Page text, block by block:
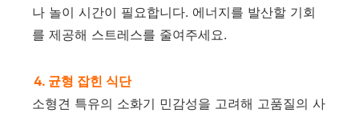
나 놀이 시간이 필요합니다. 에너지를 발산할 기회
를 제공해 스트레스를 줄여주세요.
4. 균형 잡힌 식단
소형견 특유의 소화기 민감성을 고려해 고품질의 사